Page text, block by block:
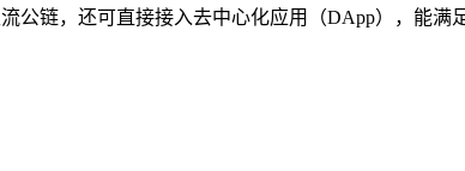
公链，还可直接接入去中心化应用（DApp），能满